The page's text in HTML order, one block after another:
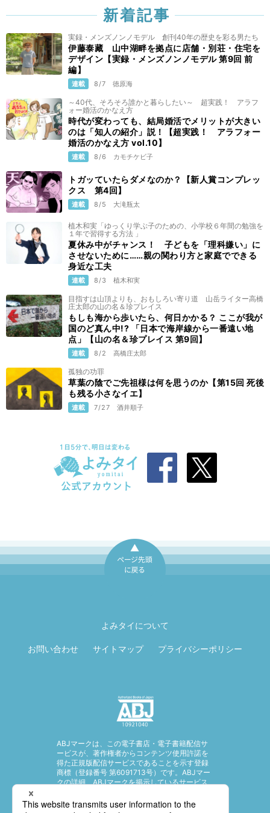
新着記事
実録・メンズノンノモデル 創刊40年の歴史を彩る男たち
伊藤泰藏 山中湖畔を拠点に店舗・別荘・住宅を
デザイン【実録・メンズノンノモデル 第9回 前
編】
連載 8/7 徳原海
～40代、そろそろ誰かと暮らしたい～ 超実践！ アラフ
ォー婚活のかなえ方
時代が変わっても、結局婚活でメリットが大きい
のは「知人の紹介」説！【超実践！ アラフォー
婚活のかなえ方 vol.10】
連載 8/6 カモチケビ子
トガッていたらダメなのか？【新人賞コンプレッ
クス 第4回】
連載 8/5 大滝瓶太
植木和実「ゆっくり学ぶ子のための、小学校６年間の勉強を
１年で習得する方法 」
夏休み中がチャンス！ 子どもを「理科嫌い」に
させないために……親の関わり方と家庭でできる
身近な工夫
連載 8/3 植木和実
目指すは山頂よりも、おもしろい寄り道 山岳ライター高橋
庄太郎の山の名＆珍プレイス
もしも海から歩いたら、何日かかる？ ここが我が
国のど真ん中!? 「日本で海岸線から一番遠い地
点」【山の名＆珍プレイス 第9回】
連載 8/2 高橋庄太郎
孤独の功罪
草葉の陰でご先祖様は何を思うのか【第15回 死後
も残る小さなイエ】
連載 7/27 酒井順子
よみタイについて
お問い合わせ サイトマップ プライバシーポリシー
ABJマークは、この電子書店・電子書籍配信サ
ービスが、著作権者からコンテンツ使用許諾を
得た正規版配信サービスであることを示す登録
商標（登録番号 第6091713号）です。ABJマー
クの詳細、ABJマークを掲示しているサービス